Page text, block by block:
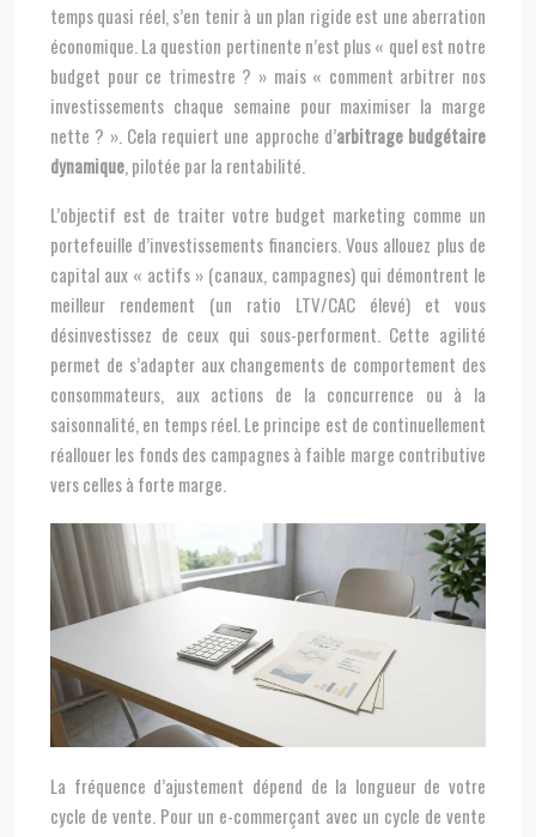
temps quasi réel, s’en tenir à un plan rigide est une aberration
économique. La question pertinente n’est plus « quel est notre
budget pour ce trimestre ? » mais « comment arbitrer nos
investissements chaque semaine pour maximiser la marge
nette ? ». Cela requiert une approche d’arbitrage budgétaire
dynamique , pilotée par la rentabilité.
L’objectif est de traiter votre budget marketing comme un
portefeuille d’investissements financiers. Vous allouez plus de
capital aux « actifs » (canaux, campagnes) qui démontrent le
meilleur rendement (un ratio LTV/CAC élevé) et vous
désinvestissez de ceux qui sous-performent. Cette agilité
permet de s’adapter aux changements de comportement des
consommateurs, aux actions de la concurrence ou à la
saisonnalité, en temps réel. Le principe est de continuellement
réallouer les fonds des campagnes à faible marge contributive
vers celles à forte marge.
La fréquence d’ajustement dépend de la longueur de votre
cycle de vente. Pour un e-commerçant avec un cycle de vente